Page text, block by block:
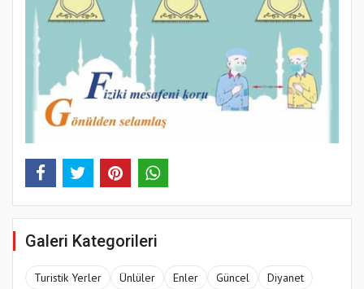
Galeri Kategorileri
Turistik Yerler Ünlüler Enler Güncel
Diyanet